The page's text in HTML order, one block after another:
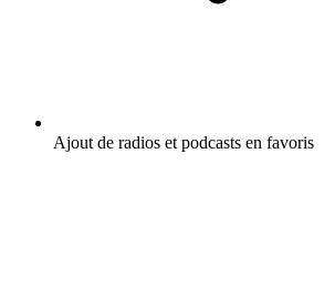
Ajout de radios et podcasts en favoris